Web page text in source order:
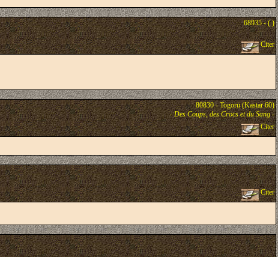
68935 - ( )
Citer
80830 - Togorü (Kastar 60)
-Des Coups, des Crocs et du Sang-
Citer
Citer